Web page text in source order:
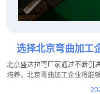
选择北京弯曲加工
北京盛达拉弯厂家通过不断引
培养，北京弯曲加工企业将能